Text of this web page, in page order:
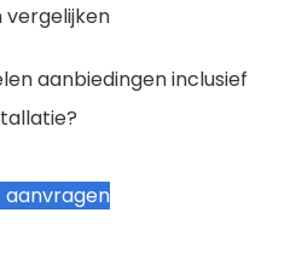
vergelijken
aanbiedingen inclusief
aanvragen